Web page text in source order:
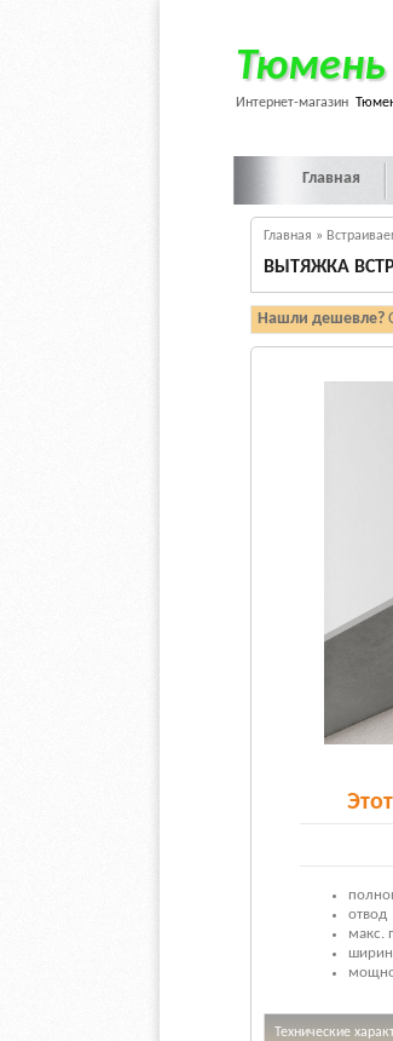
Интернет-магазин
Главная
Главная »
ВЫТЯЖКА
Нашли дешевле?
отвод
макс.
Технические